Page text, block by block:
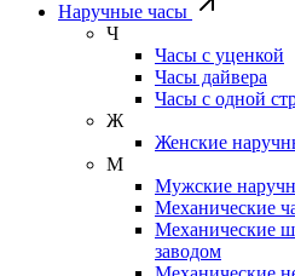
Наручные часы
Ч
Часы с уценкой
Часы дайвера
Часы с одной
Ж
Женские
М
Мужские
Механические
Механические
заводом